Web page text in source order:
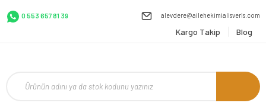
0 553 657 81 39 alevdere@ailehekimialisveris.com
Kargo Takip Blog